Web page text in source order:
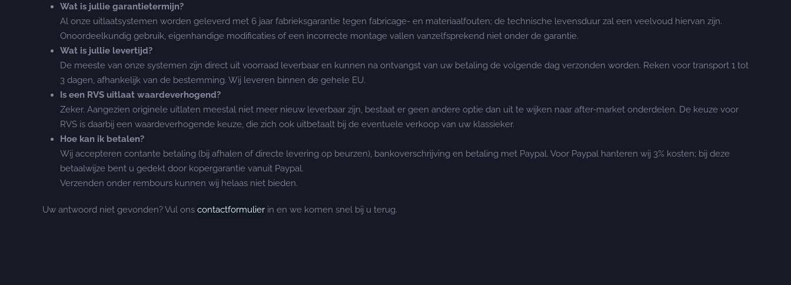
Wat is jullie garantietermijn?
Al onze uitlaatsystemen worden geleverd met 6 jaar fabrieksgarantie tegen fabricage- en materiaalfouten; de technische levensduur zal een veelvoud hiervan zijn.
Onoordeelkundig gebruik, eigenhandige modificaties of een incorrecte montage vallen vanzelfsprekend niet onder de garantie.
Wat is jullie levertijd?
De meeste van onze systemen zijn direct uit voorraad leverbaar en kunnen na ontvangst van uw betaling de volgende dag verzonden worden. Reken voor transport 1 tot
3 dagen, afhankelijk van de bestemming. Wij leveren binnen de gehele EU.
Is een RVS uitlaat waardeverhogend?
Zeker. Aangezien originele uitlaten meestal niet meer nieuw leverbaar zijn, bestaat er geen andere optie dan uit te wijken naar after-market onderdelen. De keuze voor
RVS is daarbij een waardeverhogende keuze, die zich ook uitbetaalt bij de eventuele verkoop van uw klassieker.
Hoe kan ik betalen?
Wij accepteren contante betaling (bij afhalen of directe levering op beurzen), bankoverschrijving en betaling met Paypal. Voor Paypal hanteren wij 3% kosten; bij deze
betaalwijze bent u gedekt door kopergarantie vanuit Paypal.
Verzenden onder rembours kunnen wij helaas niet bieden.
Uw antwoord niet gevonden? Vul ons contactformulier in en we komen snel bij u terug.